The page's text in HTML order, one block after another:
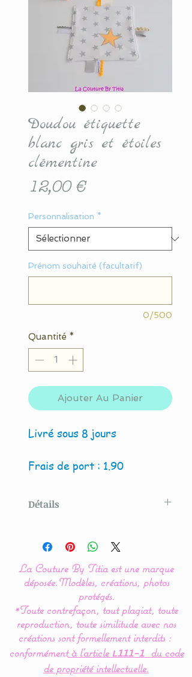
Doudou étiquette
blanc gris et étoiles
clémentine
12,00 €Prix
Personnalisation *
Prénom souhaité (facultatif)
0/500
Quantité *
Ajouter Au Panier
Livré sous 8 jours
Frais de port : 1.90
Détails
By Titia
Les rubans de différentes
couleurs et matières
permettent de développer
les sens de bébé.
Le doudou est doublé de
La Couture By Titia est une marque
déposée.Modèles, créations, photos
protégés.
*Toute contrefaçon, tout plagiat, toute
reproduction, toute similitude avec nos
créations sont formellement interdits :
conformémentà l’article L111-1
du code
de propriété intellectuelle.